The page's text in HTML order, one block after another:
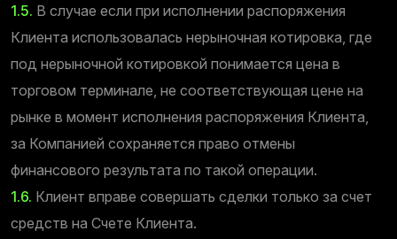
1.5. В случае если при исполнении распоряжения
Клиента использовалась нерыночная котировка, где
под нерыночной котировкой понимается цена в
торговом терминале, не соответствующая цене на
рынке в момент исполнения распоряжения Клиента,
за Компанией сохраняется право отмены
финансового результата по такой операции.
1.6. Клиент вправе совершать сделки только за счет
средств на Счете Клиента.